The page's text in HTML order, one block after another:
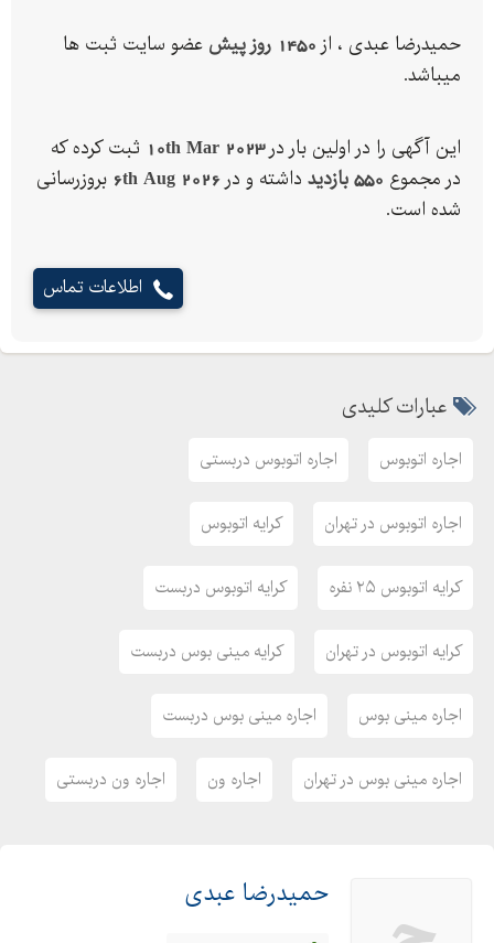
حمیدرضا عبدی ، از 1450 روز پیش
عضو سایت ثبت ها
میباشد.
این آگهی را در اولین بار در10th Mar 2023 ثبت کرده که
در مجموع 550 بازدید داشته و در 6th Aug 2026 بروزرسانی
شده است.
اطلاعات تماس
عبارات کلیدی
اجاره اتوبوس اجاره اتوبوس دربستی
اجاره اتوبوس در تهران کرایه اتوبوس
کرایه اتوبوس ۲۵ نفره کرایه اتوبوس دربست
کرایه اتوبوس در تهران کرایه مینی بوس دربست
اجاره مینی بوس اجاره مینی بوس دربست
اجاره مینی بوس در تهران اجاره ون اجاره ون دربستی
حمیدرضا عبدی